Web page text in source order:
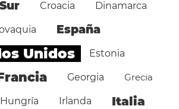
Croacia Dinamarca
España
Unidos Estonia
Georgia Grecia
Hungría Irlanda Italia